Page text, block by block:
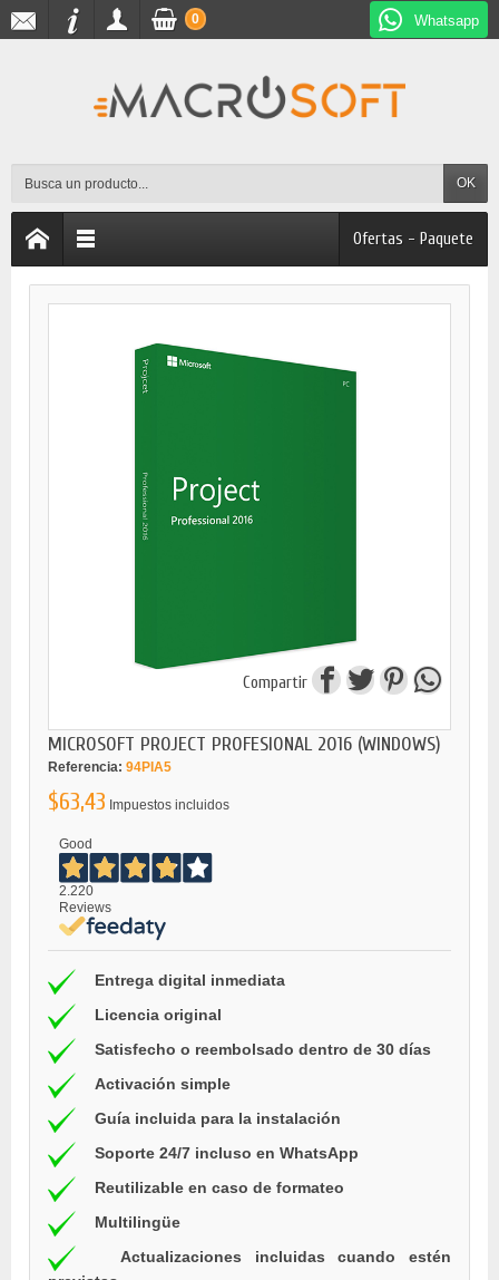
Whatsapp
OK
0
Ofertas - Paquete
Compartir
MICROSOFT PROJECT PROFESIONAL 2016 (WINDOWS)
Referencia: 94PIA5
$63,43 Impuestos incluidos
Good
2.220
Reviews
Entrega digital inmediata
Licencia original
Satisfecho o reembolsado dentro de 30 días
Activación simple
Guía incluida para la instalación
Soporte 24/7 incluso en WhatsApp
Reutilizable en caso de formateo
Multilingüe
Actualizaciones incluidas cuando estén